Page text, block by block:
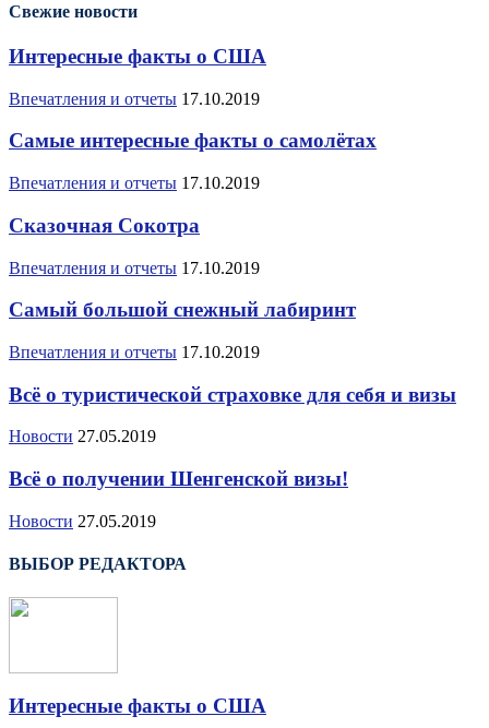
Свежие новости
Интересные факты о США
Впечатления и отчеты 17.10.2019
Самые интересные факты о самолётах
Впечатления и отчеты 17.10.2019
Сказочная Сокотра
Впечатления и отчеты 17.10.2019
Самый большой снежный лабиринт
Впечатления и отчеты 17.10.2019
Всё о туристической страховке для себя и визы
Новости 27.05.2019
Всё о получении Шенгенской визы!
Новости 27.05.2019
ВЫБОР РЕДАКТОРА
Интересные факты о США